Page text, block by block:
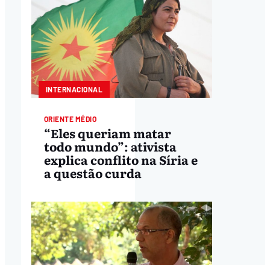
INTERNACIONAL
ORIENTE MÉDIO
“Eles queriam matar
todo mundo”: ativista
explica conflito na Síria e
a questão curda